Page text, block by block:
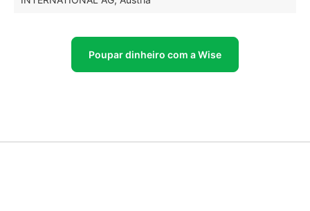
Poupar dinheiro com a Wise